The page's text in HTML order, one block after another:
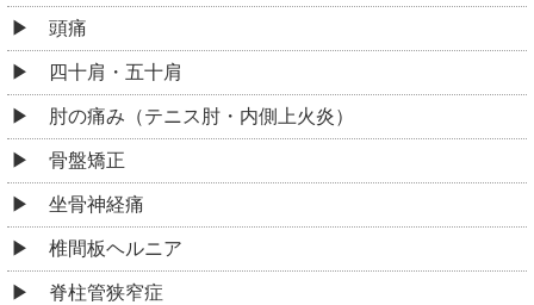
頭痛
四十肩・五十肩
肘の痛み（テニス肘・内側上火炎）
骨盤矯正
坐骨神経痛
椎間板ヘルニア
脊柱管狭窄症